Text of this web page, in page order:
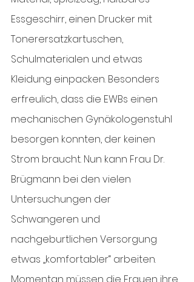
Essgeschirr, einen Drucker mit
Tonerersatzkartuschen,
Schulmaterialen und etwas
Kleidung einpacken. Besonders
erfreulich, dass die EWBs einen
mechanischen Gynäkologenstuhl
besorgen konnten, der keinen
Strom braucht. Nun kann Frau Dr.
Brügmann bei den vielen
Untersuchungen der
Schwangeren und
nachgeburtlichen Versorgung
etwas „komfortabler“ arbeiten.